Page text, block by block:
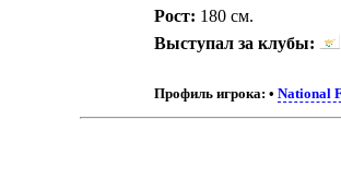
Рост: 180 см.
Выступал за клубы:
Профиль игрока: • National